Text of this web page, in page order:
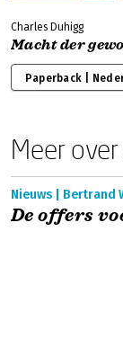
Charles Duhigg
Macht der
Paperback |
Meer
Nieuws | Bertrand
De offers